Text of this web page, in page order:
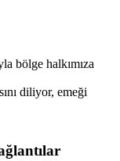
bölge halkımıza
diliyor, emeği